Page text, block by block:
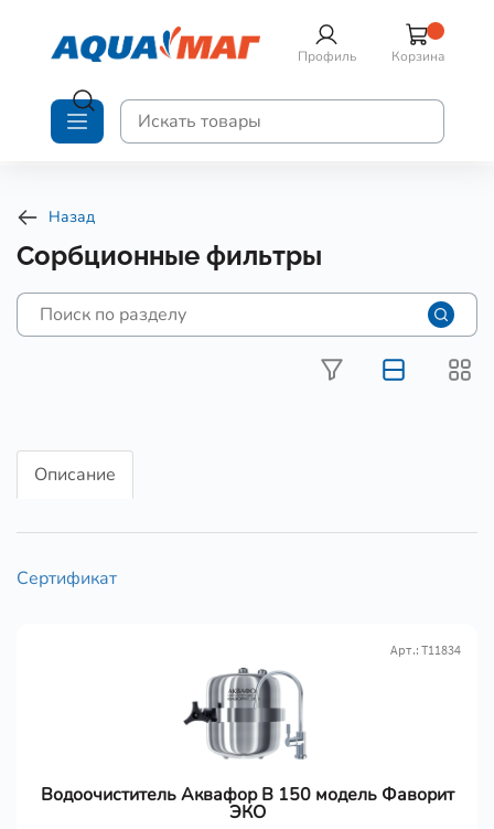
Профиль Корзина
Назад
Сорбционные фильтры
Описание
Сертификат
Водоочиститель Аквафор В 150 модель Фаворит
ЭКО
Арт.: Т11834